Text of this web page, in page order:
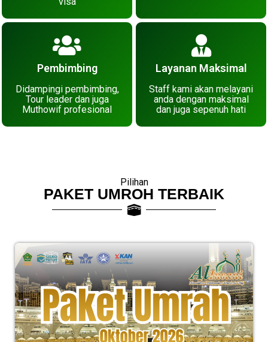
Pembimbing
Didampingi pembimbing,
Tour leader dan juga
Muthowif profesional
Layanan Maksimal
Staff kami akan melayani
anda dengan maksimal
dan juga sepenuh hati
Pilihan
PAKET UMROH TERBAIK